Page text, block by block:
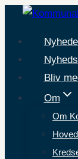
Fortsæt
Bliv
Om
Om